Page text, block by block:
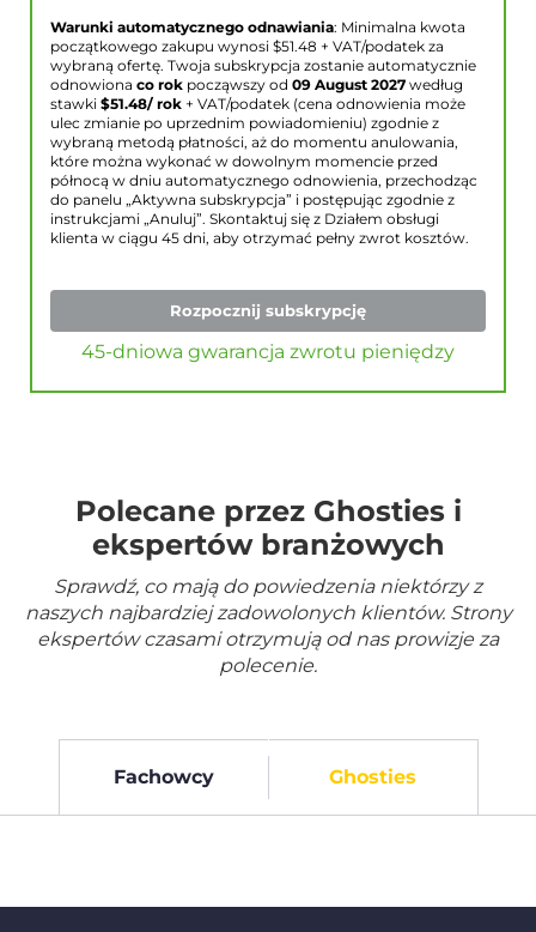
Warunki automatycznego odnawiania: Minimalna kwota
początkowego zakupu wynosi $51.48 + VAT/podatek za
wybraną ofertę. Twoja subskrypcja zostanie automatycznie
odnowiona co rok począwszy od 09 August 2027 według
stawki $51.48/ rok + VAT/podatek (cena odnowienia może
ulec zmianie po uprzednim powiadomieniu) zgodnie z
wybraną metodą płatności, aż do momentu anulowania,
które można wykonać w dowolnym momencie przed
północą w dniu automatycznego odnowienia, przechodząc
do panelu „Aktywna subskrypcja” i postępując zgodnie z
instrukcjami „Anuluj”. Skontaktuj się z Działem obsługi
klienta w ciągu 45 dni, aby otrzymać pełny zwrot kosztów.
Rozpocznij subskrypcję
45-dniowa gwarancja zwrotu pieniędzy
Polecane przez Ghosties i
ekspertów branżowych
Sprawdź, co mają do powiedzenia niektórzy z
naszych najbardziej zadowolonych klientów. Strony
ekspertów czasami otrzymują od nas prowizje za
polecenie.
Fachowcy Ghosties